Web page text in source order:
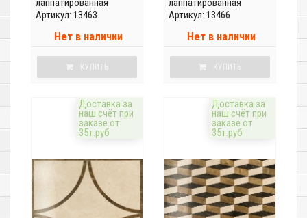
лаппатированная
Артикул: 13463
Нет в наличии
КУПИТЬ
лаппатированная
Артикул: 13466
Нет в наличии
КУПИТЬ
Доставка за
наш счёт при
заказе от
35т.руб
Доставка за
наш счёт при
заказе от
35т.руб